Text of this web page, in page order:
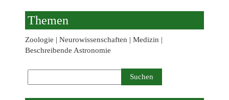
Themen
Zoologie | Neurowissenschaften | Medizin |
Beschreibende Astronomie